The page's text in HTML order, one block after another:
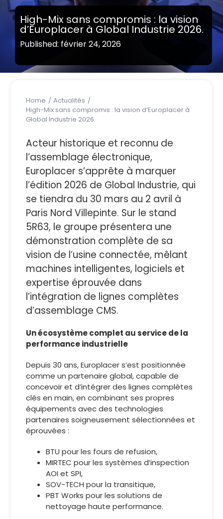
High-Mix sans compromis : la vision
d’Europlacer à Global Industrie 2026.
Published: février 24, 2026
Home
Actualités
High-Mix sans compromis : la vision d’Europlacer à
Global Industrie 2026.
Acteur historique et reconnu de
l’assemblage électronique,
Europlacer s’apprête à marquer
l’édition 2026 de Global Industrie, qui
se tiendra du 30 mars au 2 avril à
Paris Nord Villepinte. Sur le stand
5R63, le groupe présentera une
démonstration complète de sa
vision de l’usine connectée, mêlant
machines intelligentes, logiciels et
expertise éprouvée dans
l’intégration de lignes complètes
d’assemblage CMS.
Un écosystème complet au service de la
performance industrielle
Depuis 30 ans, Europlacer s’est positionnée
comme un partenaire global, capable de
concevoir et d’intégrer des lignes complètes
clés en main, en combinant ses propres
équipements avec des technologies
partenaires soigneusement sélectionnées et
éprouvées :
BTU pour les fours de refusion,
MIRTEC pour les systèmes d’inspection
AOI et SPI,
SOV-TECH pour la transitique,
PBT Works pour les solutions de
nettoyage haute performance.